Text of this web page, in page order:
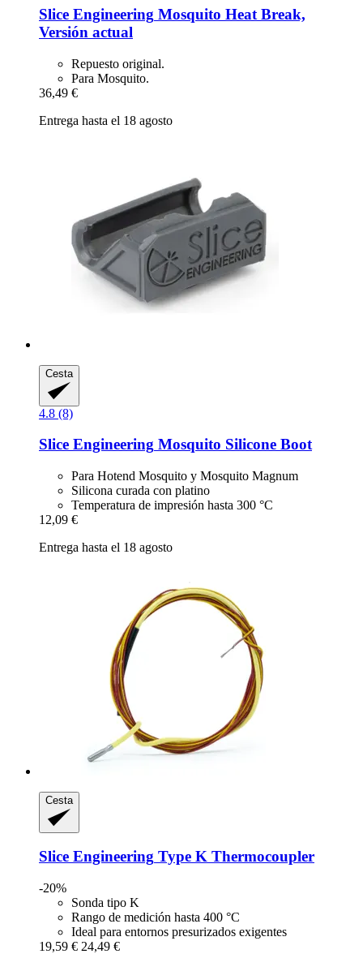
Slice Engineering Mosquito Heat Break,
Versión actual
Repuesto original.
Para Mosquito.
36,49 €
Entrega hasta el 18 agosto
Cesta
4.8 (8)
Slice Engineering Mosquito Silicone Boot
Para Hotend Mosquito y Mosquito Magnum
Silicona curada con platino
Temperatura de impresión hasta 300 °C
12,09 €
Entrega hasta el 18 agosto
Cesta
Slice Engineering Type K Thermocoupler
-20%
Sonda tipo K
Rango de medición hasta 400 °C
Ideal para entornos presurizados exigentes
19,59 € 24,49 €